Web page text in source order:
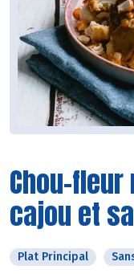
Chou-
cajou et
Plat Principal